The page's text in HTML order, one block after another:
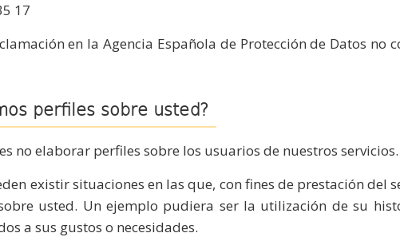
17
en la Agencia Española de Protección de Datos no
perfiles sobre usted?
no elaborar perfiles sobre los usuarios de nuestros servicios.
existir situaciones en las que, con fines de prestación
usted. Un ejemplo pudiera ser la utilización de su
a sus gustos o necesidades.